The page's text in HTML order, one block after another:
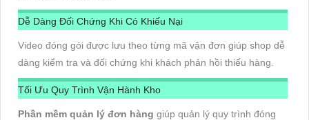
Dễ Dàng Đối Chứng Khi Có Khiếu Nại
Video đóng gói được lưu theo từng mã vận đơn giúp shop dễ
dàng kiểm tra và đối chứng khi khách phản hồi thiếu hàng.
Tối Ưu Quy Trình Vận Hành Kho
Phần mềm quản lý đơn hàng giúp quản lý quy trình đóng